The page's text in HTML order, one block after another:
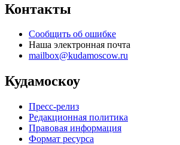
Контакты
Сообщить об ошибке
Наша электронная почта
mailbox@kudamoscow.ru
Кудамоскоу
Пресс-релиз
Редакционная политика
Правовая информация
Формат ресурса